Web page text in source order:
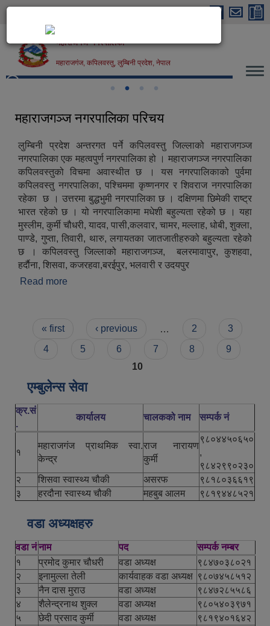
Skip to main content
महाराजगंज नगरपालिका
महाराजगंज, कपिलवस्तु, लुम्बिनी प्रदेश, नेपाल
महाराजगञ्ज नगरपालिका परिचय
लुम्बिनी प्रदेश अन्तरगत पर्ने कपिलवस्तु जिल्लाको महाराजगञ्ज
नगरपालिका एक महत्वपुर्ण नगरपालिका हो । महाराजगञ्ज नगरपालिका
कपिलवस्तुको विचमा अवास्थीत छ । यस नगरपालिकाको पुर्वमा
कपिलवस्तु नगरपालिका, पश्चिममा कृष्णनगर र शिवराज नगरपालिका
रहेका छ । उत्तरमा बुद्धभुमी नगरपालिका छ । दक्षिणमा छिमेकी राष्ट्र
भारत रहेको छ । यो नगरपालिकामा मधेशी बहुल्यता रहेको छ । यहा
मुस्लीम, कुर्मी चौधरी, यादव, पासी,कलवार, चामर, मल्लाह, धोबी, शुक्ला,
पाण्डे, गुप्ता, तिवारी, थारु, लगायतका जातजातीहरुको बहुल्यता रहेको
छ । कपिलवस्तु जिल्लाको महाराजगञ्ज, बलरमावापुर, कुशहवा,
हर्दाैना, शिसवा, कजरहवा,बरईपुर, भलवारी र उदयपुर
Read more
Pages
« first ‹ previous 2
3
4
5 6 7 8
9
10
एम्बुलेन्स सेवा
क्र.सं
.
कार्यालय चालकको नाम सम्पर्क नं
१
महाराजगंज प्राथमिक स्वा.
केन्द्र
राज नारायण
कुर्मी
९८०४४५०६५०
,
९८४२९९०२३०
२
शिसवा स्वास्थ्य चौकी असरफ
९८१८०३६६१९
३
हरदौना स्वास्थ्य चौकी महबुब आलम ९८१९४४८५२१
वडा अध्यक्षहरु
वडा नंनाम पद
सम्पर्क नम्बर
१
प्रमोद कुमार चौधरी वडा अध्यक्ष
९८४७०३८०२१
२
इनामुल्ला तेली कार्यवाहक वडा अध्यक्ष ९८०७४५८५१२
३
नैन दास मुराउ वडा अध्यक्ष
९८४७२८५५८६
४
शैलेन्द्रनाथ शुक्ल वडा अध्यक्ष
९८०५४०३९७१
५
छेदी प्रसाद कुर्मी वडा अध्यक्ष
९८१९४०१६४२